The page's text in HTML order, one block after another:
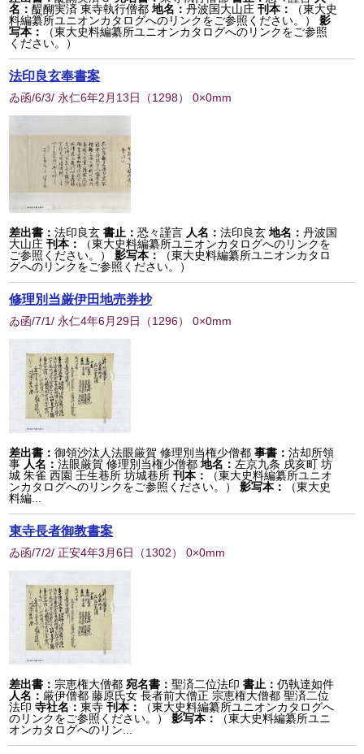
名：醍醐実済 東寺執行僧都 地名：丹波国大山庄 刊本：
（東大史
料編纂所ユニオンカタログへのリンクをご参照ください。）
影
写本：
（東大史料編纂所ユニオンカタログへのリンクをご参照
ください。）
法印良玄奉書案
ゐ函/6/3/ 永仁6年2月13日 （1298） 0×0mm
差出書：法印良玄 書止：恐々謹言 人名：法印良玄 地名：丹波国
大山庄 刊本：
（東大史料編纂所ユニオンカタログへのリンクを
ご参照ください。）
影写本：
（東大史料編纂所ユニオンカタロ
グへのリンクをご参照ください。）
修理別当厳伊田地売券抄
ゐ函/7/1/ 永仁4年6月29日 （1296） 0×0mm
差出書：御領沙汰人法眼厳賀 修理別当権少僧都 事書：沽却所領
事 人名：法眼厳賀 修理別当権少僧都 地名： 左京九条 戌亥町 坊
城 朱雀 西園 壬生巷所 坊城巷所 刊本：
（東大史料編纂所ユニオ
ンカタログへのリンクをご参照ください。）
影写本：
（東大史
料編...
東寺長者御教書案
ゐ函/7/2/ 正安4年3月6日 （1302） 0×0mm
差出書： 宗恵権大僧都 宛名書：聖済二位法印 書止：仍執達如件
人名： 厳伊僧都 藤原氏女 長者前大僧正 宗恵権大僧都 聖済二位
法印 寺社名：東寺 刊本：
（東大史料編纂所ユニオンカタログへ
のリンクをご参照ください。）
影写本：
（東大史料編纂所ユニ
オンカタログへのリン...